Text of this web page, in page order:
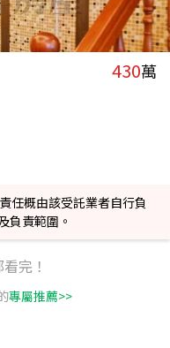
430萬
任概由該受託業者自行負
負責範圍。
完！
專屬推薦>>